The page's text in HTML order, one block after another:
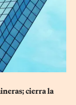
cierra la